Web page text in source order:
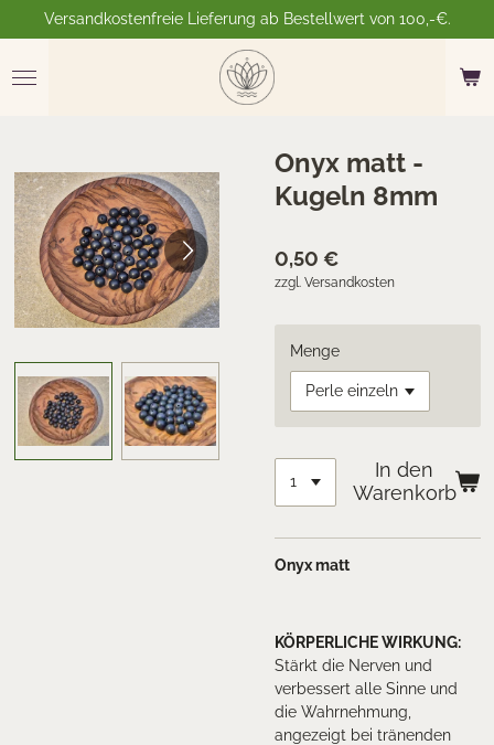
Hauptinhalt
springen
Versandkostenfreie Lieferung ab Bestellwert von 100,-€.
Onyx matt -
Kugeln 8mm
0,50 €
zzgl. Versandkosten
Menge
In den
Warenkorb
Onyx matt
KÖRPERLICHE WIRKUNG:
Stärkt die Nerven und
verbessert alle Sinne und
die Wahrnehmung,
angezeigt bei tränenden